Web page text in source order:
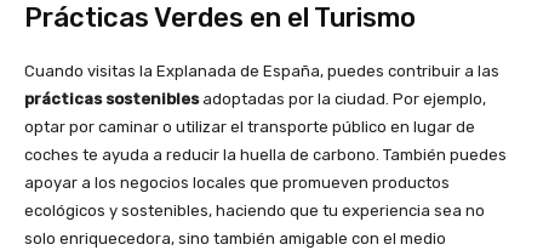
Prácticas Verdes en el Turismo
Cuando visitas la Explanada de España, puedes contribuir a las
prácticas sosteniblesadoptadas por la ciudad. Por ejemplo,
optar por caminar o utilizar el transporte público en lugar de
coches te ayuda a reducir la huella de carbono. También puedes
apoyar a los negocios locales que promueven productos
ecológicos y sostenibles, haciendo que tu experiencia sea no
solo enriquecedora, sino también amigable con el medio